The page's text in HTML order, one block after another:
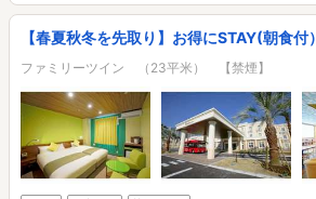
【春夏秋冬を先取り】お得にSTAY(朝食付）
ファミリーツイン （23平米） 【禁煙】